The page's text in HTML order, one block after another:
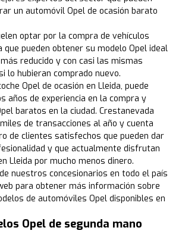
un automóvil Opel de ocasión barato
optar por la compra de vehículos
que pueden obtener su modelo Opel ideal
reducido y con casi las mismas
lo hubieran comprado nuevo.
Opel de ocasión en Lleida, puede
años de experiencia en la compra y
baratos en la ciudad. Crestanevada
de transacciones al año y cuenta
de clientes satisfechos que pueden dar
y que actualmente disfrutan
Lleida por mucho menos dinero.
nuestros concesionarios en todo el país
para obtener más información sobre
de automóviles Opel disponibles en
Opel de segunda mano